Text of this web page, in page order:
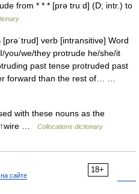
from * * * [prə truːd] (D; intr.) to
verb [intransitive] Word
you/we/they protrude he/she/it
past tense protruded past
forward than the rest of… …
with these nouns as the
↑wire …
Collocations dictionary
18+
сайте